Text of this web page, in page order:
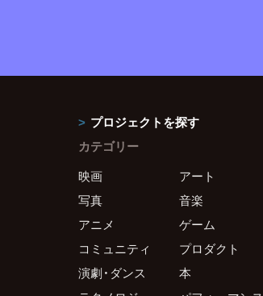
プロジェクトを探す
カテゴリー
映画
アート
写真
音楽
アニメ
ゲーム
コミュニティ
プロダクト
演劇・ダンス
本